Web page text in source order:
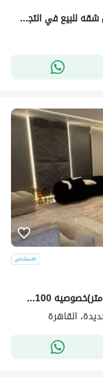
بخصم 35% استلم فوري بتشطيب الترا سوبر لوكس شقه للبيع في التجمع الخامس كمبوند مايان Mayan new cairo امام الرحاب بجوار كريك تاون والمطار دقائق من AUC
استلم فورا بخصم 43% شقه بمواصفات فيلا( 190 متر)خصوصيه 100% للبيع في ديستريكت 5 - District 5 التجمع الخامس دقائق من ميفيدا وهايد بارك وماونتن فيو